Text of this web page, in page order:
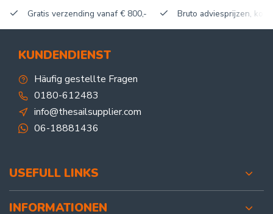
Gratis verzending vanaf € 800,- Bruto adviesprijzen,
KUNDENDIENST
Häufig gestellte Fragen
0180-612483
info@thesailsupplier.com
06-18881436
USEFULL LINKS
INFORMATIONEN